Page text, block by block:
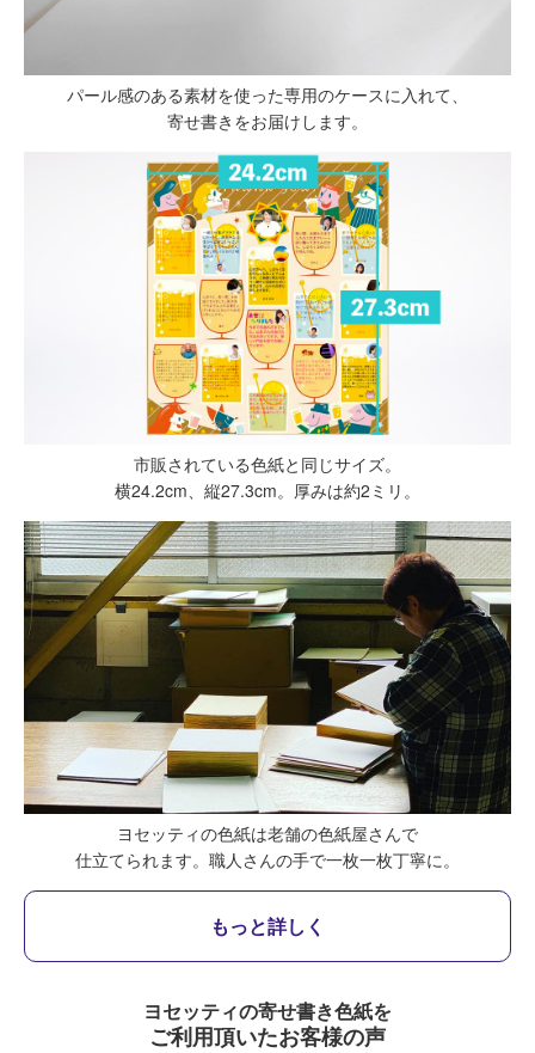
パール感のある素材を使った専用のケースに入れて、
寄せ書きをお届けします。
市販されている色紙と同じサイズ。
横24.2cm、縦27.3cm。厚みは約2ミリ。
ヨセッティの色紙は老舗の色紙屋さんで
仕立てられます。 職人さんの手で一枚一枚丁寧に。
もっと詳しく
ヨセッティの寄せ書き色紙を
ご利用頂いたお客様の声